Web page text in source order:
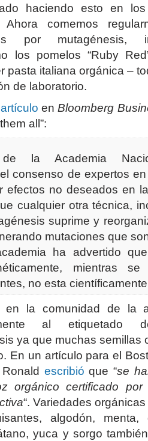
haciendo esto en
comemos
por mutagénesis,
los pomelos “Ruby
pasta italiana orgánica –
de laboratorio.
artículo enBloomberg
all”:
la Academia
consenso de expertos
efectos no deseados en
cualquier otra técnica,
suprime y
mutaciones que
ha advertido
mientras
no esta
en la comunidad de la
al
ya que muchas semillas
En un artículo para el
escribió que “se
orgánico certificado
“. Variedades
algodón, menta,
yuca y sorgo